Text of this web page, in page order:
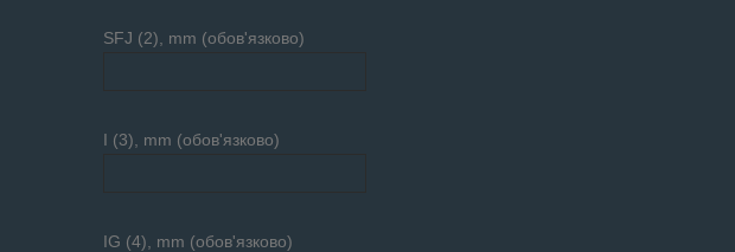
SFJ (2), mm (обов'язково)
I (3), mm (обов'язково)
IG (4), mm (обов'язково)